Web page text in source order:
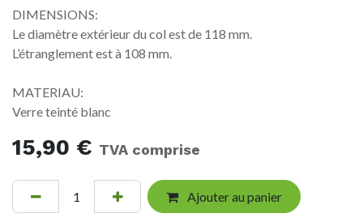
DIMENSIONS:
Le diamètre extérieur du col est de 118 mm.
L’étranglement est à 108 mm.
MATERIAU:
Verre teinté blanc
15,90 € TVA comprise
Ajouter au panier